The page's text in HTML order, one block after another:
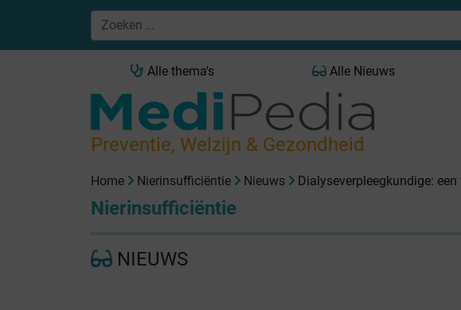
Alle thema's Alle Nieuws
Preventie, Welzijn & Gezondheid
Home Nierinsufficiëntie Nieuws Dialyseverpleegkundige:
Nierinsufficiëntie
NIEUWS